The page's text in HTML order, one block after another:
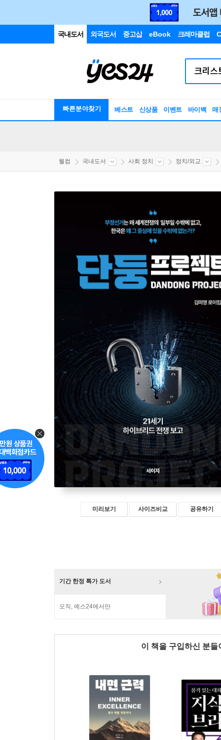
국내도서 외국도서 중고샵 eBook 크레마클럽
빠른분야찾기 베스트 신상품 이벤트 바이백 매
웰컴 국내도서 사회 정치 정치/외교
미리보기 사이즈비교 공유하기
기간 한정 특가 도서
오직, 예스24에서만
이 책을 구입하신 분